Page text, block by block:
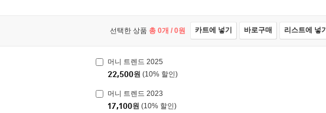
선택한 상품 총 0개 / 0원 카트에 넣기 바로구매 리스트에 넣기
머니 트렌드 2025
22,500원 (10% 할인)
머니 트렌드 2023
17,100원 (10% 할인)